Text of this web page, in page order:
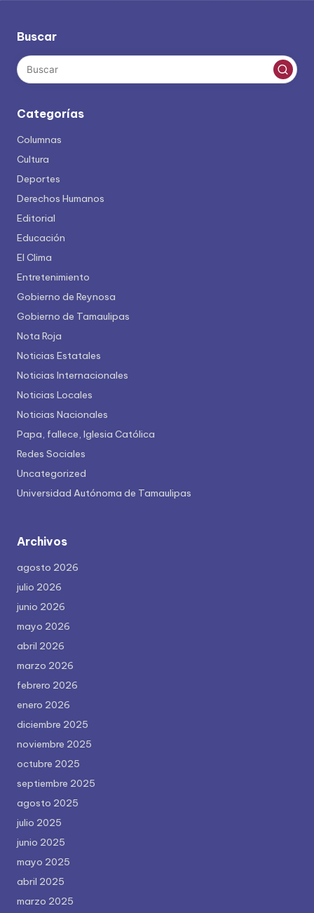
Buscar
Categorías
Columnas
Cultura
Deportes
Derechos Humanos
Editorial
Educación
El Clima
Entretenimiento
Gobierno de Reynosa
Gobierno de Tamaulipas
Nota Roja
Noticias Estatales
Noticias Internacionales
Noticias Locales
Noticias Nacionales
Papa, fallece, Iglesia Católica
Redes Sociales
Uncategorized
Universidad Autónoma de Tamaulipas
Archivos
agosto 2026
julio 2026
junio 2026
mayo 2026
abril 2026
marzo 2026
febrero 2026
enero 2026
diciembre 2025
noviembre 2025
octubre 2025
septiembre 2025
agosto 2025
julio 2025
junio 2025
mayo 2025
abril 2025
marzo 2025